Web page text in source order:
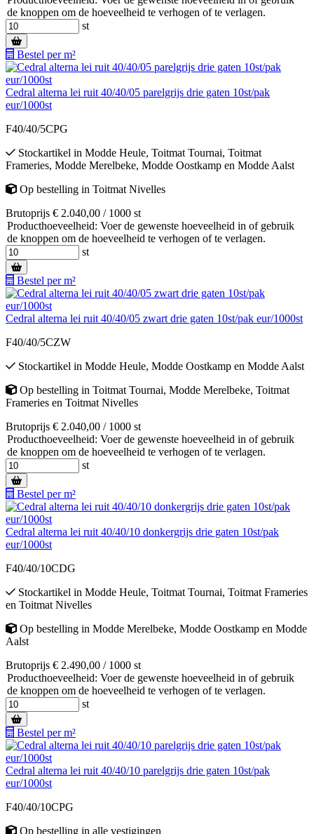
de knoppen om de hoeveelheid te verhogen of te verlagen.
st
Bestel per m²
Cedral alterna lei ruit 40/40/05 parelgrijs drie gaten 10st/pak
eur/1000st
F40/40/5CPG
Stockartikel in Modde Heule, Toitmat Tournai, Toitmat
Frameries, Modde Merelbeke, Modde Oostkamp en Modde Aalst
Op bestelling in Toitmat Nivelles
Brutoprijs € 2.040,00 / 1000 st
Producthoeveelheid: Voer de gewenste hoeveelheid in of gebruik
de knoppen om de hoeveelheid te verhogen of te verlagen.
st
Bestel per m²
Cedral alterna lei ruit 40/40/05 zwart drie gaten 10st/pak eur/1000st
F40/40/5CZW
Stockartikel in Modde Heule, Modde Oostkamp en Modde Aalst
Op bestelling in Toitmat Tournai, Modde Merelbeke, Toitmat
Frameries en Toitmat Nivelles
Brutoprijs € 2.040,00 / 1000 st
Producthoeveelheid: Voer de gewenste hoeveelheid in of gebruik
de knoppen om de hoeveelheid te verhogen of te verlagen.
st
Bestel per m²
Cedral alterna lei ruit 40/40/10 donkergrijs drie gaten 10st/pak
eur/1000st
F40/40/10CDG
Stockartikel in Modde Heule, Toitmat Tournai, Toitmat Frameries
en Toitmat Nivelles
Op bestelling in Modde Merelbeke, Modde Oostkamp en Modde
Aalst
Brutoprijs € 2.490,00 / 1000 st
Producthoeveelheid: Voer de gewenste hoeveelheid in of gebruik
de knoppen om de hoeveelheid te verhogen of te verlagen.
st
Bestel per m²
Cedral alterna lei ruit 40/40/10 parelgrijs drie gaten 10st/pak
eur/1000st
F40/40/10CPG
Op bestelling in alle vestigingen